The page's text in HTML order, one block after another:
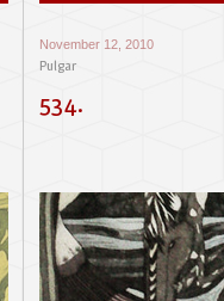
November 12, 2010
Pulgar
534.